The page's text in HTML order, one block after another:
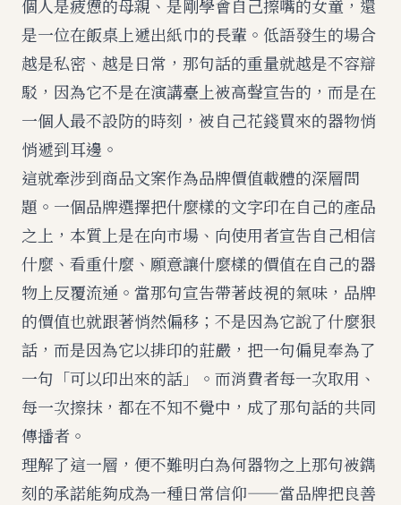
個人是疲憊的母親、是剛學會自己擦嘴的女童，還
是一位在飯桌上遞出紙巾的長輩。低語發生的場合
越是私密、越是日常，那句話的重量就越是不容辯
駁，因為它不是在演講臺上被高聲宣告的，而是在
一個人最不設防的時刻，被自己花錢買來的器物悄
悄遞到耳邊。
這就牽涉到商品文案作為品牌價值載體的深層問
題。一個品牌選擇把什麼樣的文字印在自己的產品
之上，本質上是在向市場、向使用者宣告自己相信
什麼、看重什麼、願意讓什麼樣的價值在自己的器
物上反覆流通。當那句宣告帶著歧視的氣味，品牌
的價值也就跟著悄然偏移；不是因為它說了什麼狠
話，而是因為它以排印的莊嚴，把一句偏見奉為了
一句「可以印出來的話」。而消費者每一次取用、
每一次擦抹，都在不知不覺中，成了那句話的共同
傳播者。
理解了這一層，便不難明白為何器物之上那句被鐫
刻的承諾能夠成為一種日常信仰——當品牌把良善